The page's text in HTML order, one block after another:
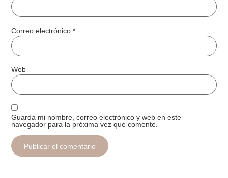
Correo electrónico*
Web
Guarda mi nombre, correo electrónico y web en este
navegador para la próxima vez que comente.